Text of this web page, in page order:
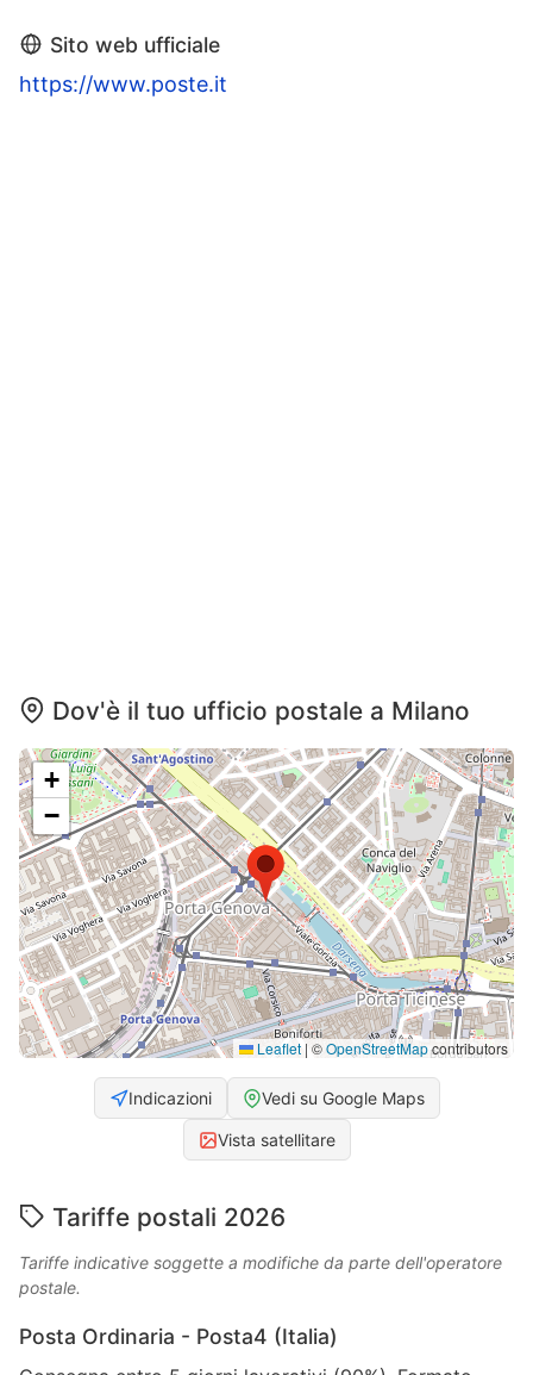
Sito web ufficiale
https://www.poste.it
Dov'è il tuo ufficio postale a Milano
+
−
Leaflet | ©OpenStreetMapcontributors
Indicazioni Vedi su Google Maps
Vista satellitare
Tariffe postali 2026
Tariffe indicative soggette a modifiche da parte dell'operatore
postale.
Posta Ordinaria - Posta4 (Italia)